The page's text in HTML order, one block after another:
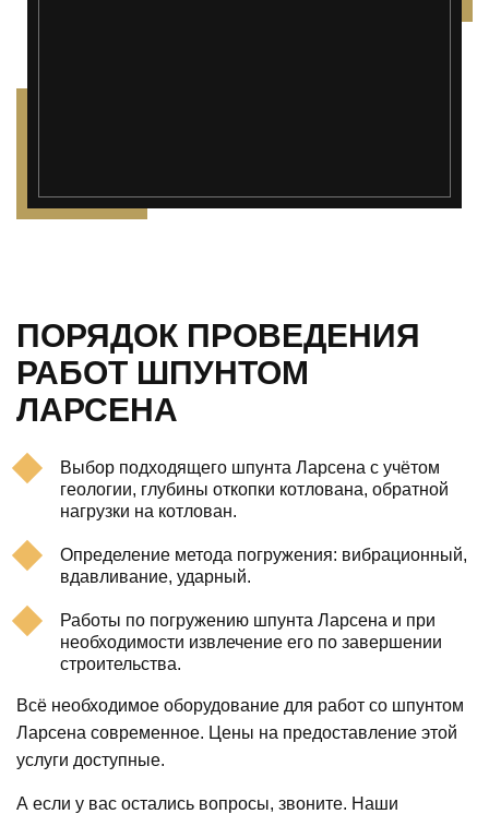
ПОРЯДОК ПРОВЕДЕНИЯ
РАБОТ ШПУНТОМ
ЛАРСЕНА
Выбор подходящего шпунта Ларсена с учётом
геологии, глубины откопки котлована, обратной
нагрузки на котлован.
Определение метода погружения: вибрационный,
вдавливание, ударный.
Работы по погружению шпунта Ларсена и при
необходимости извлечение его по завершении
строительства.
Всё необходимое оборудование для работ со шпунтом
Ларсена современное. Цены на предоставление этой
услуги доступные.
А если у вас остались вопросы, звоните. Наши